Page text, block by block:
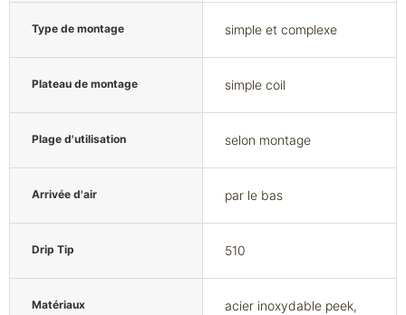
Type de montage simple et complexe
Plateau de montage simple coil
Plage d'utilisation selon montage
Arrivée d'air par le bas
Drip Tip 510
Matériaux
acier inoxydable peek,